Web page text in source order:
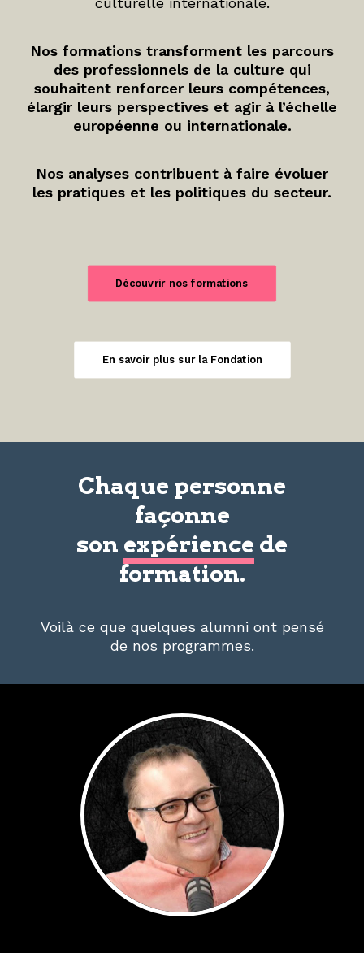
Nos formations transforment les parcours
des professionnels de la culture qui
souhaitent renforcer leurs compétences,
élargir leurs perspectives et agir à l’échelle
européenne ou internationale.
Nos analyses contribuent à faire évoluer
les pratiques et les politiques du secteur.
Découvrir nos formations
En savoir plus sur la Fondation
Chaque personne
façonne
son expérience de
formation.
Voilà ce que quelques alumni ont pensé
de nos programmes.